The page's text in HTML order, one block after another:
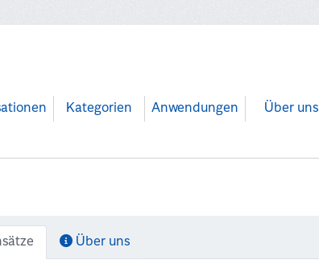
Kategorien Anwendungen Über uns
Über uns